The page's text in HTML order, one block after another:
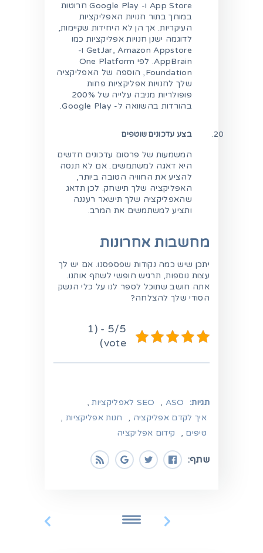
App Store ו- Google Play חרוטות
במוחך בתור חנויות האפליקציות
העיקריות. אך הן לא היחידות שקיימות,
לדוגמה ישנן חנויות אפליקציות כמו
GetJar, Amazon Appstore ו-
AppBrain. לפי One Platform
Foundation, הוספה של האפליקציה
שלך לחנויות אפליקציות פחות
פופולריות מניבה עלייה של 200%
בהורדות בהשוואה ל- Google Play.
בצע עדכונים שוטפים
המשמעות של פרסום עדכונים חדשים
היא דאגה למשתמשים. אם לא תנסה
להציע את החוויה הטובה ביותר,
האפליקציה שלך תישחק. לכן תדאג
שהאפליקציה שלך תישאר רעננה
ותציע למשתמשים את המרב.
מחשבות אחרונות
יתכן שיש כמה נקודות שפספסנו. אם יש לך
עצות נוספות, תרגיש חופשי לשתף אותנו.
אתה חושב שתוכל לספר לנו על כלי הנשק
הסודי שלך להצלחה?
5/5 - (1
vote)
תגיות: ASO
, SEO לאפליקציות
,
איך לקדם אפליקציה , חנות אפליקציות,
טיפים , קידום אפליקציה
שתף: